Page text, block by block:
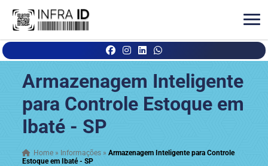
Armazenagem Inteligente
para Controle Estoque em
Ibaté - SP
Home » Informações »Armazenagem Inteligente para Controle
Estoque em Ibaté - SP